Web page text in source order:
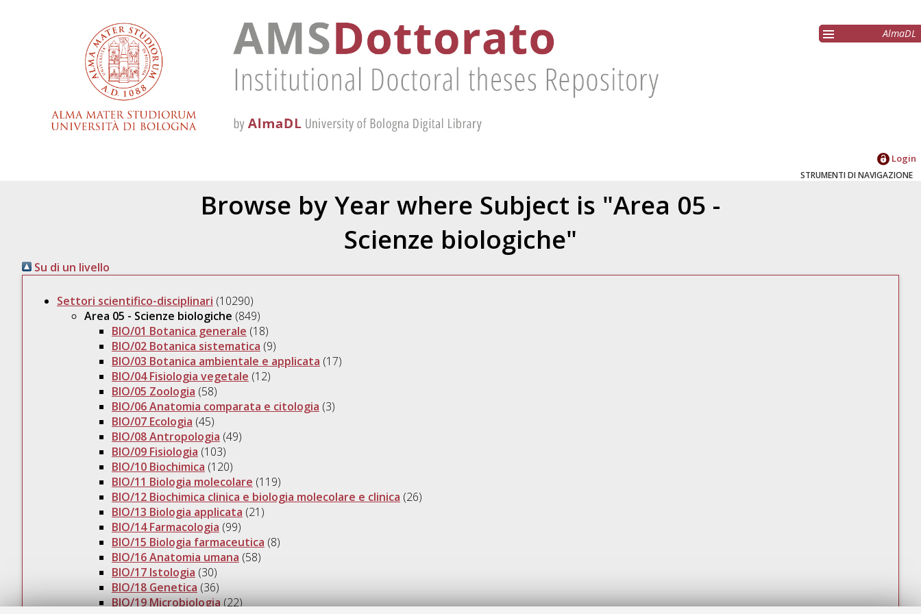
AlmaDL
Login
STRUMENTI DI NAVIGAZIONE
Browse by Year where Subject is "Area 05 -
Scienze biologiche"
Su di un livello
Settori scientifico-disciplinari (10290)
Area 05 - Scienze biologiche (849)
BIO/01 Botanica generale (18)
BIO/02 Botanica sistematica (9)
BIO/03 Botanica ambientale e applicata (17)
BIO/04 Fisiologia vegetale (12)
BIO/05 Zoologia (58)
BIO/06 Anatomia comparata e citologia (3)
BIO/07 Ecologia (45)
BIO/08 Antropologia (49)
BIO/09 Fisiologia (103)
BIO/10 Biochimica (120)
BIO/11 Biologia molecolare (119)
BIO/12 Biochimica clinica e biologia molecolare e clinica (26)
BIO/13 Biologia applicata (21)
BIO/14 Farmacologia (99)
BIO/15 Biologia farmaceutica (8)
BIO/16 Anatomia umana (58)
BIO/17 Istologia (30)
BIO/18 Genetica (36)
BIO/19 Microbiologia(22)